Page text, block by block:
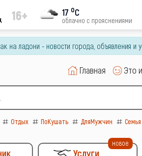
16+ 17 oC
облачно с прояснениями
на ладони - новости города, объявления и
Главная Это
Отдых ПоКушать ДляМужчин Семья
Услуги
новое